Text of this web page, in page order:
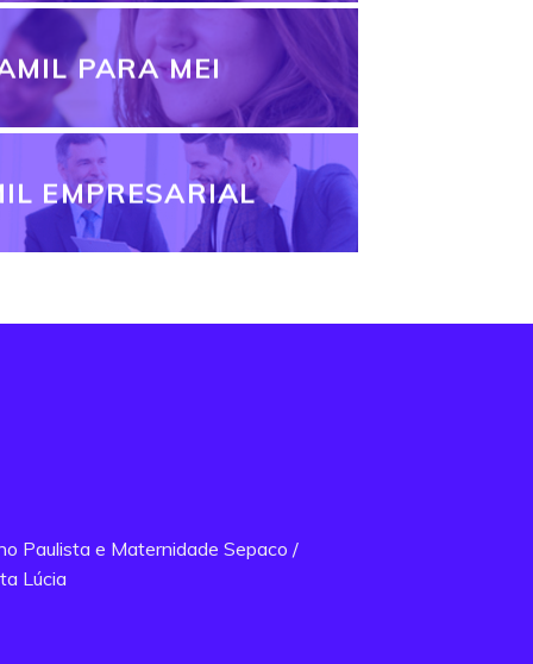
PARA MEI
EMPRESARIAL
Paulista e Maternidade Sepaco /
Lúcia